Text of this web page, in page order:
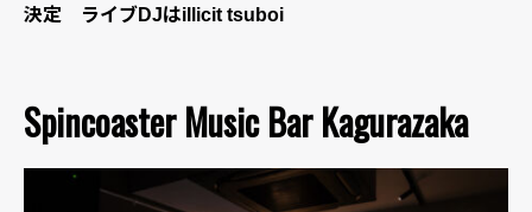
決定 ライブDJはillicit tsuboi
Spincoaster Music Bar Kagurazaka